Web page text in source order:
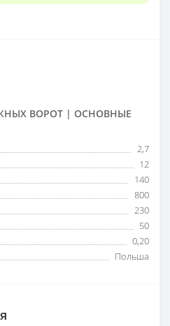
ВОРОТ | ОСНОВНЫЕ
2,7
12
140
800
230
50
0,20
Польша